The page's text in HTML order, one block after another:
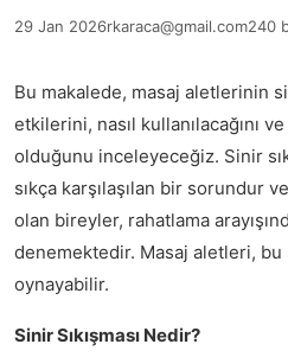
29 Jan 2026rkaraca@gmail.com240
Bu makalede, masaj aletlerinin
etkilerini, nasıl kullanılacağını
olduğunu inceleyeceğiz. Sinir
sıkça karşılaşılan bir sorundur
olan bireyler, rahatlama
denemektedir. Masaj aletleri,
oynayabilir.
Sinir Sıkışması Nedir?